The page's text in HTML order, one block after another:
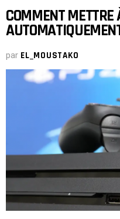
COMMENT
par EL_MOUSTAKO